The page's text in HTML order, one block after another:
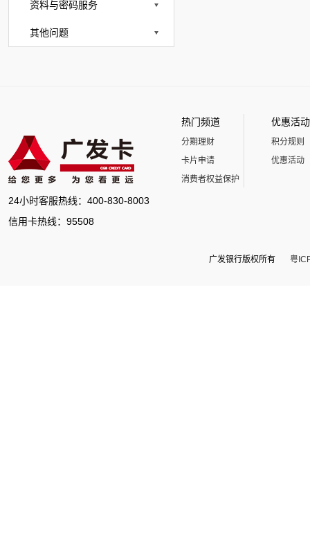
资料与密码服务
其他问题
24小时客服热线：400-830-8003
信用卡热线：95508
热门频道
分期理财
卡片申请
消费者权益保护
优惠活动
积分规则
优惠活动
广发银行版权所有 粤